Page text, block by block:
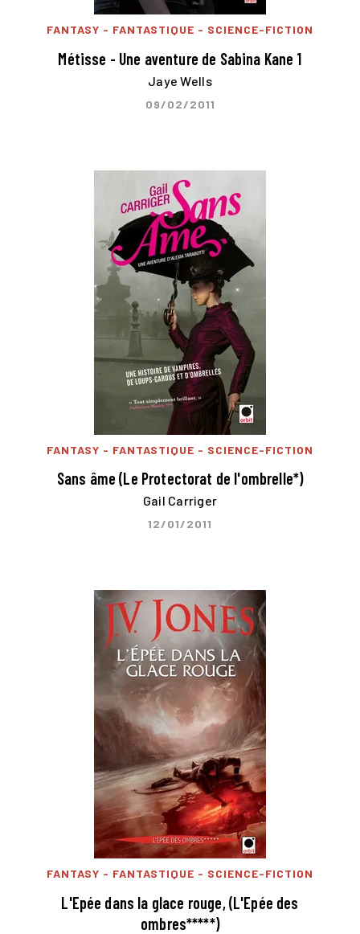
FANTASY - FANTASTIQUE - SCIENCE-FICTION
Métisse - Une aventure de Sabina Kane 1
Jaye Wells
09/02/2011
FANTASY - FANTASTIQUE - SCIENCE-FICTION
Sans âme (Le Protectorat de l'ombrelle*)
Gail Carriger
12/01/2011
FANTASY - FANTASTIQUE - SCIENCE-FICTION
L'Epée dans la glace rouge, (L'Epée des
ombres*****)